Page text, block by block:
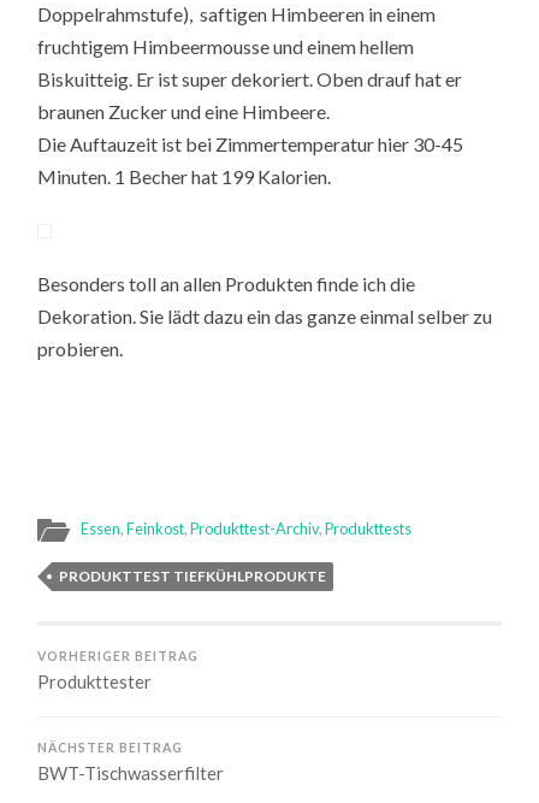
Doppelrahmstufe), saftigen Himbeeren in einem
fruchtigem Himbeermousse und einem hellem
Biskuitteig. Er ist super dekoriert. Oben drauf hat er
braunen Zucker und eine Himbeere.
Die Auftauzeit ist bei Zimmertemperatur hier 30-45
Minuten. 1 Becher hat 199 Kalorien.
Besonders toll an allen Produkten finde ich die
Dekoration. Sie lädt dazu ein das ganze einmal selber zu
probieren.
Essen,Feinkost,Produkttest-Archiv,Produkttests
PRODUKTTEST TIEFKÜHLPRODUKTE
VORHERIGER BEITRAG
Produkttester
NÄCHSTER BEITRAG
BWT-Tischwasserfilter